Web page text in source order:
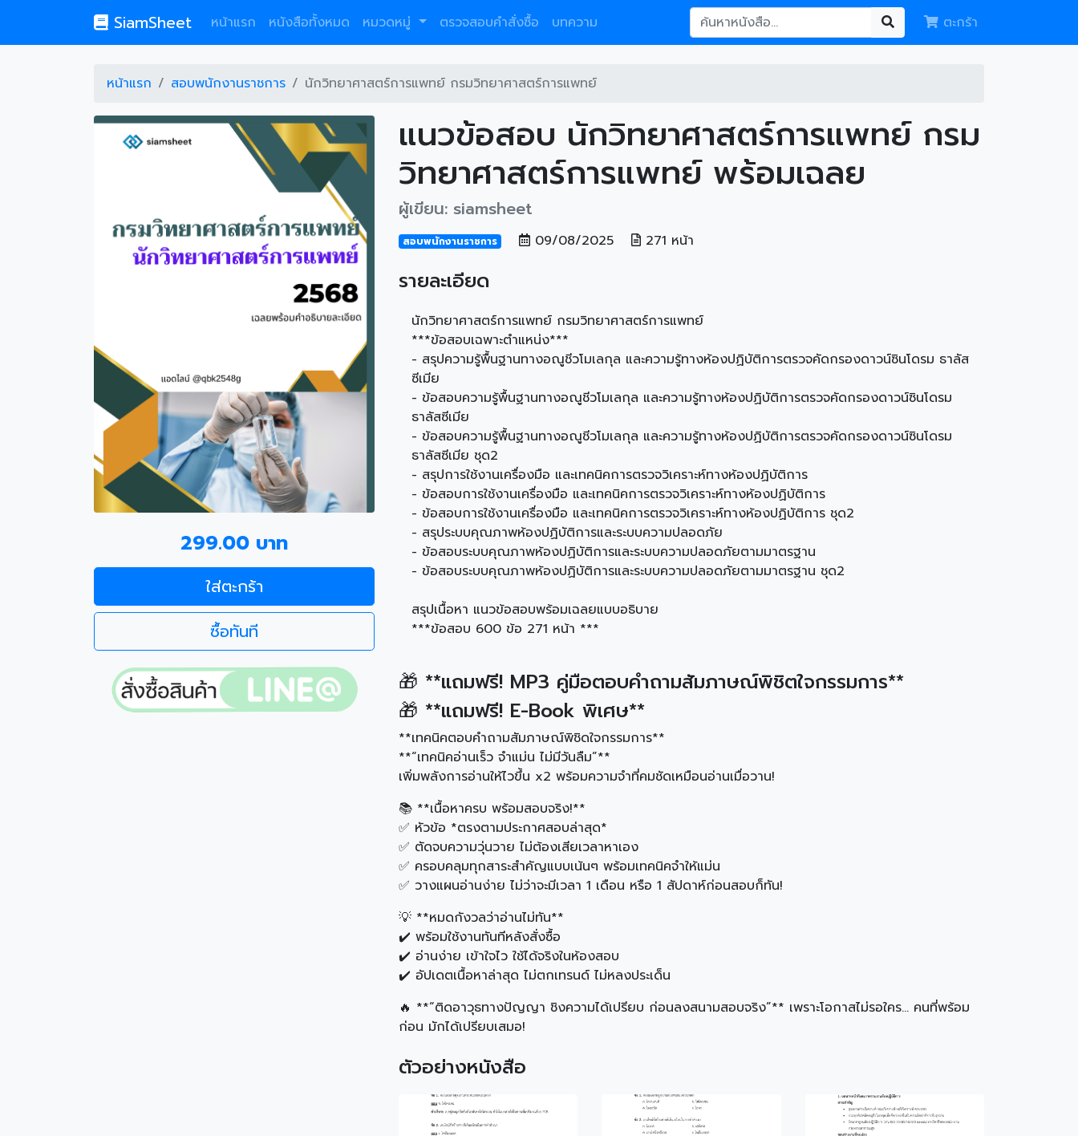
SiamSheet หน้าแรก หนังสือทั้งหมด หมวดหมู่ ตรวจสอบคำสั่งซื้อ บทความ ตะกร้า
หน้าแรก สอบพนักงานราชการ นักวิทยาศาสตร์การแพทย์ กรมวิทยาศาสตร์การแพทย์
299.00 บาท
ใส่ตะกร้า
ซื้อทันที
แนวข้อสอบ นักวิทยาศาสตร์การแพทย์ กรม
วิทยาศาสตร์การแพทย์ พร้อมเฉลย
ผู้เขียน: siamsheet
สอบพนักงานราชการ 09/08/2025 271 หน้า
รายละเอียด
นักวิทยาศาสตร์การแพทย์ กรมวิทยาศาสตร์การแพทย์
***ข้อสอบเฉพาะตำแหน่ง***
- สรุปความรู้พื้นฐานทางอณูชีวโมเลกุล และความรู้ทางห้องปฏิบัติการตรวจคัดกรองดาวน์ซินโดรม ธาลัส
ซีเมีย
- ข้อสอบความรู้พื้นฐานทางอณูชีวโมเลกุล และความรู้ทางห้องปฏิบัติการตรวจคัดกรองดาวน์ซินโดรม
ธาลัสซีเมีย
- ข้อสอบความรู้พื้นฐานทางอณูชีวโมเลกุล และความรู้ทางห้องปฏิบัติการตรวจคัดกรองดาวน์ซินโดรม
ธาลัสซีเมีย ชุด2
- สรุปการใช้งานเครื่องมือ และเทคนิคการตรวจวิเคราะห์ทางห้องปฏิบัติการ
- ข้อสอบการใช้งานเครื่องมือ และเทคนิคการตรวจวิเคราะห์ทางห้องปฏิบัติการ
- ข้อสอบการใช้งานเครื่องมือ และเทคนิคการตรวจวิเคราะห์ทางห้องปฏิบัติการ ชุด2
- สรุประบบคุณภาพห้องปฏิบัติการและระบบความปลอดภัย
- ข้อสอบระบบคุณภาพห้องปฏิบัติการและระบบความปลอดภัยตามมาตรฐาน
- ข้อสอบระบบคุณภาพห้องปฏิบัติการและระบบความปลอดภัยตามมาตรฐาน ชุด2
สรุปเนื้อหา แนวข้อสอบพร้อมเฉลยแบบอธิบาย
***ข้อสอบ 600 ข้อ 271 หน้า ***
🎁 **แถมฟรี! MP3 คู่มือตอบคำถามสัมภาษณ์พิชิตใจกรรมการ**
🎁 **แถมฟรี! E-Book พิเศษ**
**เทคนิคตอบคำถามสัมภาษณ์พิชิดใจกรรมการ**
**“เทคนิคอ่านเร็ว จำแม่น ไม่มีวันลืม”**
เพิ่มพลังการอ่านให้ไวขึ้น x2 พร้อมความจำที่คมชัดเหมือนอ่านเมื่อวาน!
📚 **เนื้อหาครบ พร้อมสอบจริง!**
✅ หัวข้อ *ตรงตามประกาศสอบล่าสุด*
✅ ตัดจบความวุ่นวาย ไม่ต้องเสียเวลาหาเอง
✅ ครอบคลุมทุกสาระสำคัญแบบเน้นๆ พร้อมเทคนิคจำให้แม่น
✅ วางแผนอ่านง่าย ไม่ว่าจะมีเวลา 1 เดือน หรือ 1 สัปดาห์ก่อนสอบก็ทัน!
💡 **หมดกังวลว่าอ่านไม่ทัน**
✔️ พร้อมใช้งานทันทีหลังสั่งซื้อ
✔️ อ่านง่าย เข้าใจไว ใช้ได้จริงในห้องสอบ
✔️ อัปเดตเนื้อหาล่าสุด ไม่ตกเทรนด์ ไม่หลงประเด็น
🔥 **“ติดอาวุธทางปัญญา ชิงความได้เปรียบ ก่อนลงสนามสอบจริง”** เพราะโอกาสไม่รอใคร… คนที่พร้อม
ก่อน มักได้เปรียบเสมอ!
ตัวอย่างหนังสือ